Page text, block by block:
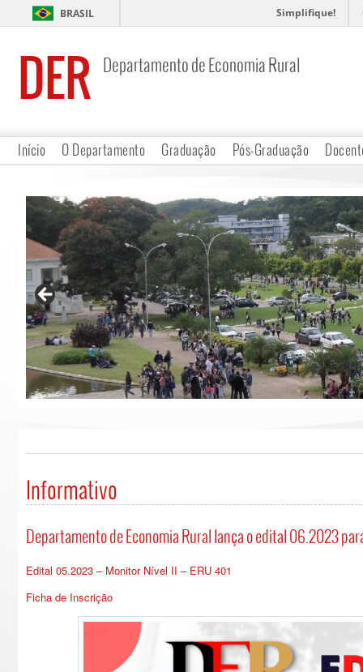
BRASIL Simplifique!
DER Departamento de Economia Rural
Início O Departamento Graduação Pós-Graduação
Informativo
Departamento de Economia Rural lança o edital 06.2023
Edital 05.2023 – Monitor Nível II – ERU 401
Ficha de Inscrição